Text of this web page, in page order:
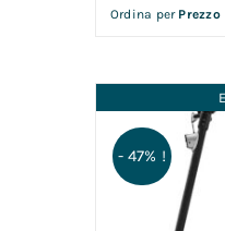
Ordina per Prezzo
- 47% !